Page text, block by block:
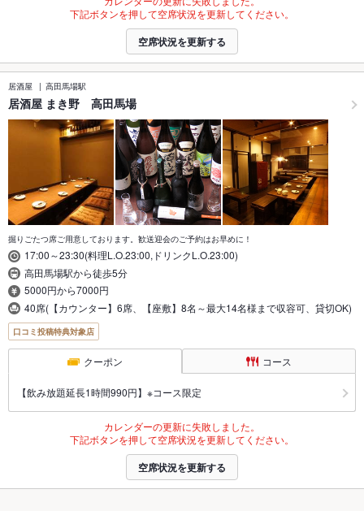
下記ボタンを押して空席状況を更新してください。
空席状況を更新する
居酒屋 高田馬場駅
居酒屋 まき野 高田馬場
掘りごたつ席ご用意しております。歓送迎会のご予約はお早めに！
17:00～23:30(料理L.O.23:00,ドリンクL.O.23:00)
高田馬場駅から徒歩5分
5000円から7000円
40席(【カウンター】6席、【座敷】8名～最大14名様まで収容可、貸切OK)
口コミ投稿特典対象店
クーポン コース
【飲み放題延長1時間990円】※コース限定
カレンダーの更新に失敗しました。
下記ボタンを押して空席状況を更新してください。
空席状況を更新する